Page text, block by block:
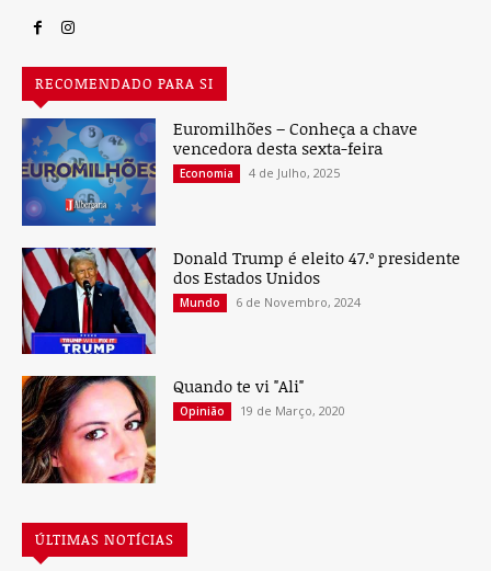
RECOMENDADO PARA SI
Euromilhões – Conheça a chave
vencedora desta sexta-feira
Economia 4 de Julho, 2025
Donald Trump é eleito 47.º presidente
dos Estados Unidos
Mundo 6 de Novembro, 2024
Quando te vi "Ali"
Opinião 19 de Março, 2020
ÚLTIMAS NOTÍCIAS